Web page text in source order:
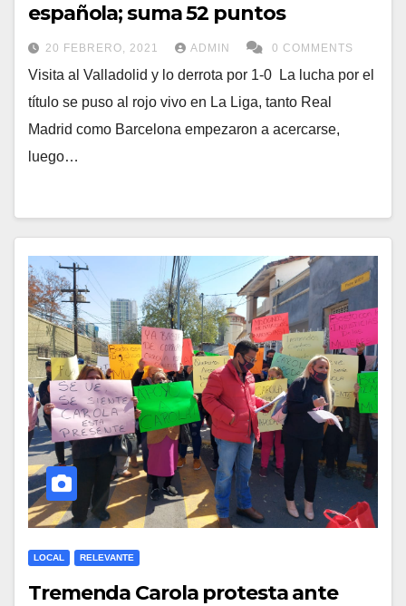
española; suma 52 puntos
20 FEBRERO, 2021 ADMIN 0 COMMENTS
Visita al Valladolid y lo derrota por 1-0 La lucha por el
título se puso al rojo vivo en La Liga, tanto Real
Madrid como Barcelona empezaron a acercarse,
luego…
LOCAL RELEVANTE
Tremenda Carola protesta ante